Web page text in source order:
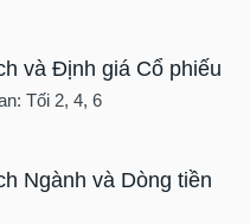
và Định giá Cổ phiếu
Tối 2, 4, 6
Ngành và Dòng tiền